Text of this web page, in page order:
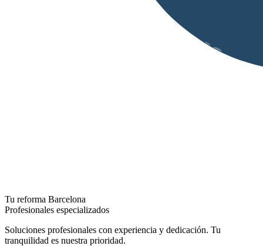
Tu reforma Barcelona
Profesionales especializados
Soluciones profesionales con experiencia y dedicación. Tu
tranquilidad es nuestra prioridad.